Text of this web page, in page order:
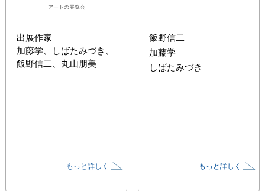
アート の展覧会
出展作家
加藤学、しばたみづき、
飯野信二、丸山朋美
もっと詳しく
飯野信二
加藤学
しばたみづき
もっと詳しく